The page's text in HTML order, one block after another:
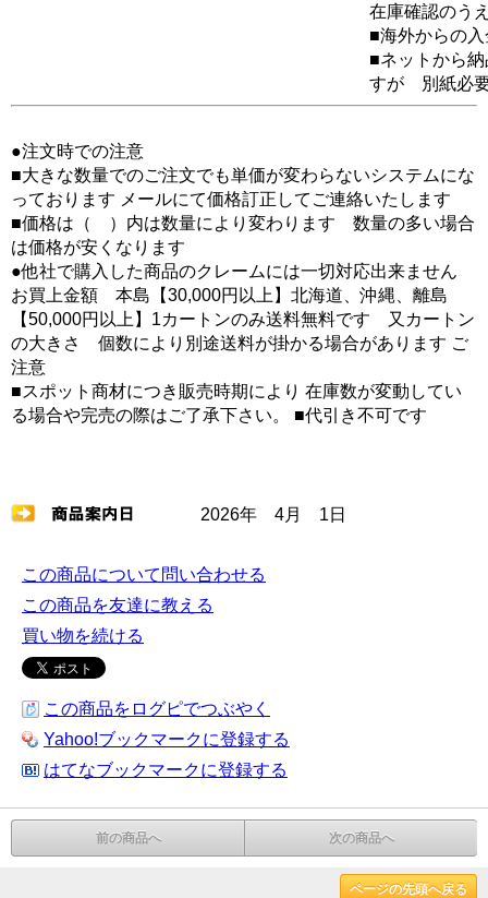
在庫確認のう
■海外からの
■ネットから
すが 別紙必
●注文時での注意
■大きな数量でのご注文でも単価が変わらないシステムにな
っております メールにて価格訂正してご連絡いたします
■価格は（ ）内は数量により変わります 数量の多い場合
は価格が安くなります
●他社で購入した商品のクレームには一切対応出来ません
お買上金額 本島【30,000円以上】北海道、沖縄、離島
【50,000円以上】1カートンのみ送料無料です 又カートン
の大きさ 個数により別途送料が掛かる場合があります ご
注意
■スポット商材につき販売時期により 在庫数が変動してい
る場合や完売の際はご了承下さい。 ■代引き不可です
2026年 4月 1日
この商品について問い合わせる
この商品を友達に教える
買い物を続ける
この商品をログピでつぶやく
Yahoo!ブックマークに登録する
はてなブックマークに登録する
前の商品へ 次の商品へ
ページの先頭へ戻る